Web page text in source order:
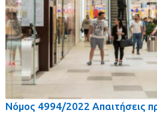
Νόμος 4994/2022 Απαιτήσεις